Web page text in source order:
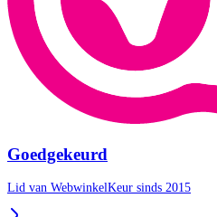
Goedgekeurd
Lid van WebwinkelKeur sinds 2015